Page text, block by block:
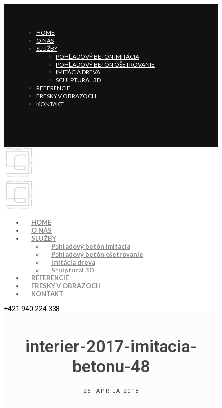
HOME
O NÁS
SLUŽBY
POHĽADOVÝ BETÓN IMITÁCIA
POHĽADOVÝ BETÓN OŠETROVANIE
IMITÁCIA DREVA
SCULPTURAL 3D
REFERENCIE
FRESKY V OBRAZOCH
KONTAKT
HOME
O NÁS
SLUŽBY
Pohľadový betón imitácia
Pohľadový betón ošetrovanie
Imitácia dreva
Sculptural 3D
REFERENCIE
FRESKY V OBRAZOCH
KONTAKT
+421 940 224 338
interier-2017-imitacia-
betonu-48
25. APRÍLA 2018